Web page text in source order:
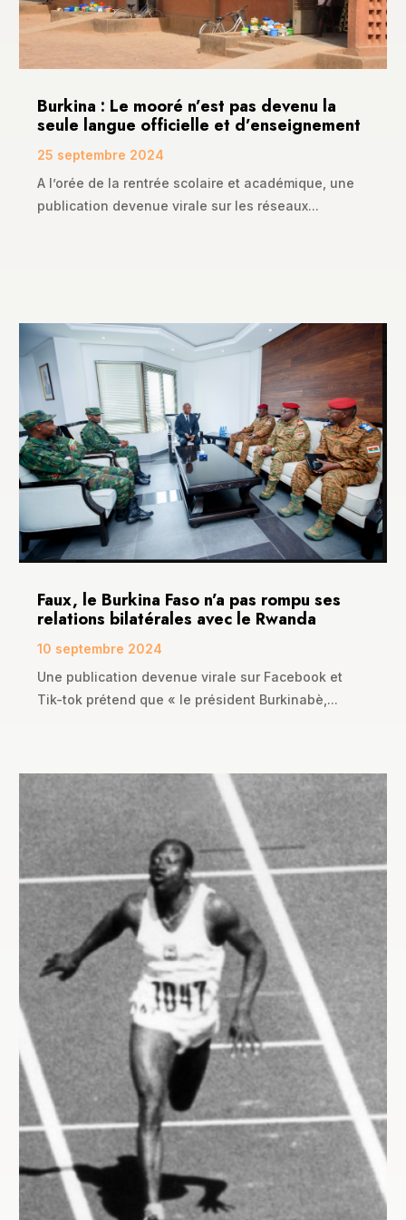
Burkina : Le mooré n’est pas devenu la
seule langue officielle et d’enseignement
25 septembre 2024
A l’orée de la rentrée scolaire et académique, une
publication devenue virale sur les réseaux...
Faux, le Burkina Faso n’a pas rompu ses
relations bilatérales avec le Rwanda
10 septembre 2024
Une publication devenue virale sur Facebook et
Tik-tok prétend que « le président Burkinabè,...